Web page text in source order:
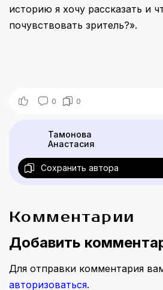
историю я хочу рассказать и
почувствовать зритель?».
0 0
Тамонова
Анастасия
Сохранить автора
Комментарии
Добавить
Для отправки комментария
авторизоваться.